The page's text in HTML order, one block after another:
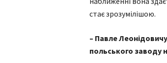
стає зрозумілішою.
– Павле
польського заводу